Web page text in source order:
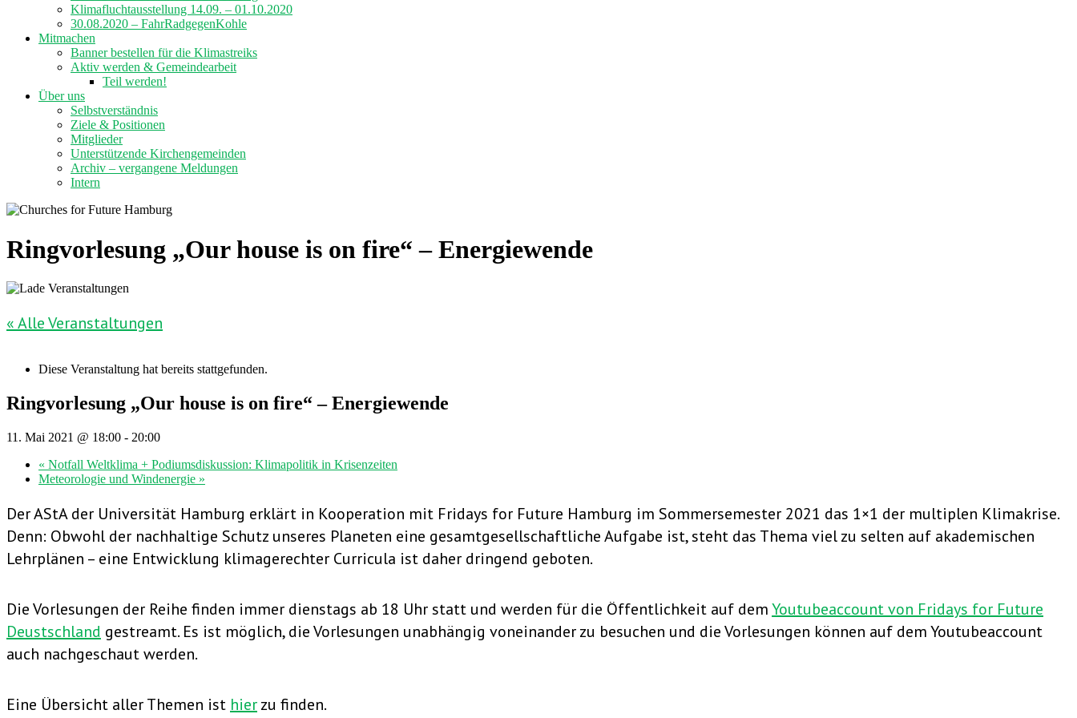
Klimafluchtausstellung 14.09. – 01.10.2020
30.08.2020 – FahrRadgegenKohle
Mitmachen
Banner bestellen für die Klimastreiks
Aktiv werden & Gemeindearbeit
Teil werden!
Über uns
Selbstverständnis
Ziele & Positionen
Mitglieder
Unterstützende Kirchengemeinden
Archiv – vergangene Meldungen
Intern
Ringvorlesung „Our house is on fire“ – Energiewende
« Alle Veranstaltungen
Diese Veranstaltung hat bereits stattgefunden.
Ringvorlesung „Our house is on fire“ – Energiewende
11. Mai 2021 @ 18:00 - 20:00
« Notfall Weltklima + Podiumsdiskussion: Klimapolitik in Krisenzeiten
Meteorologie und Windenergie »
Der AStA der Universität Hamburg erklärt in Kooperation mit Fridays for Future Hamburg im Sommersemester 2021 das 1×1 der multiplen Klimakrise.
Denn: Obwohl der nachhaltige Schutz unseres Planeten eine gesamtgesellschaftliche Aufgabe ist, steht das Thema viel zu selten auf akademischen
Lehrplänen – eine Entwicklung klimagerechter Curricula ist daher dringend geboten.
Die Vorlesungen der Reihe finden immer dienstags ab 18 Uhr statt und werden für die Öffentlichkeit auf demYoutubeaccount von Fridays for Future
Deustschland gestreamt. Es ist möglich, die Vorlesungen unabhängig voneinander zu besuchen und die Vorlesungen können auf dem Youtubeaccount
auch nachgeschaut werden.
Eine Übersicht aller Themen ist hierzu finden.